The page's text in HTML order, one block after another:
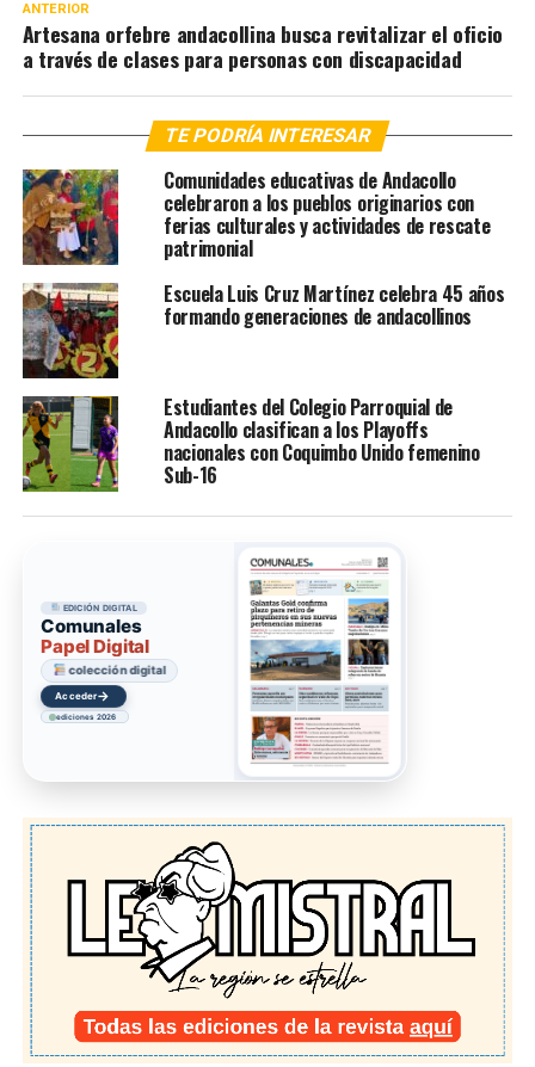
ANTERIOR
Artesana orfebre andacollina busca revitalizar el oficio
a través de clases para personas con discapacidad
TE PODRÍA INTERESAR
Comunidades educativas de Andacollo
celebraron a los pueblos originarios con
ferias culturales y actividades de rescate
patrimonial
Escuela Luis Cruz Martínez celebra 45 años
formando generaciones de andacollinos
Estudiantes del Colegio Parroquial de
Andacollo clasifican a los Playoffs
nacionales con Coquimbo Unido femenino
Sub-16
EDICIÓN DIGITAL
Comunales
Papel Digital
colección digital
Ir→
ediciones 2026